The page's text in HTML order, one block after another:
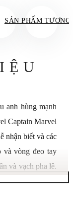
SẢN PHẨM TƯƠNG
anh hùng mạnh
Captain Marvel
nhận biết và các
và vòng đeo tay
và vạch pha lê.
tôi – được cung